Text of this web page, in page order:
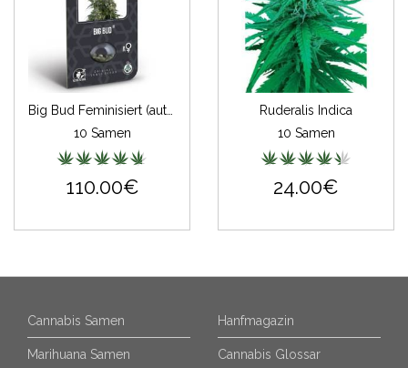
10 Samen
110.00€
Ruderalis Indica
10 Samen
24.00€
Cannabis Samen
Marihuana Samen
Hanfmagazin
Cannabis Glossar